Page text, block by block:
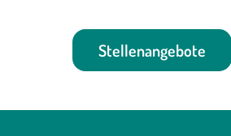
Stellenangebote